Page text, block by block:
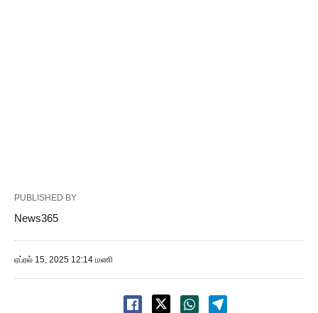
PUBLISHED BY
News365
ஏப்ரல் 15, 2025 12:14 மணி